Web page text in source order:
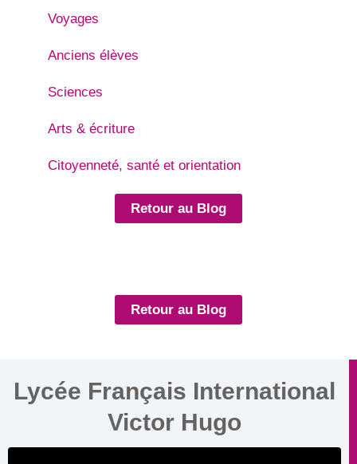
Voyages
Anciens élèves
Sciences
Arts & écriture
Citoyenneté, santé et orientation
Retour au Blog
Retour au Blog
Lycée Français International
Victor Hugo